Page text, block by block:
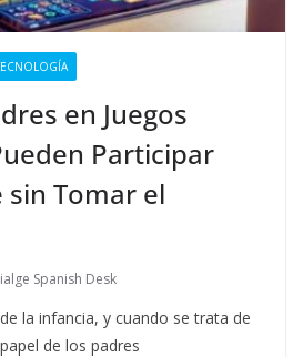
en Juegos
Participar
Tomar el
Spanish Desk
la infancia, y cuando se trata de
de los padres